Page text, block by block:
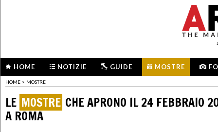
HOME NOTIZIE GUIDE MOSTRE
HOME > MOSTRE
LE MOSTRE CHE APRONO IL 24 FEBBRAIO
A ROMA